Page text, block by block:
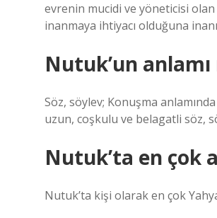
evrenin mucidi ve yöneticisi olan
inanmaya ihtiyacı olduğuna
Nutuk’un anlamı
Söz, söylev; Konuşma
uzun, coşkulu ve belagatli söz,
Nutuk’ta en çok
Nutuk’ta kişi olarak en çok